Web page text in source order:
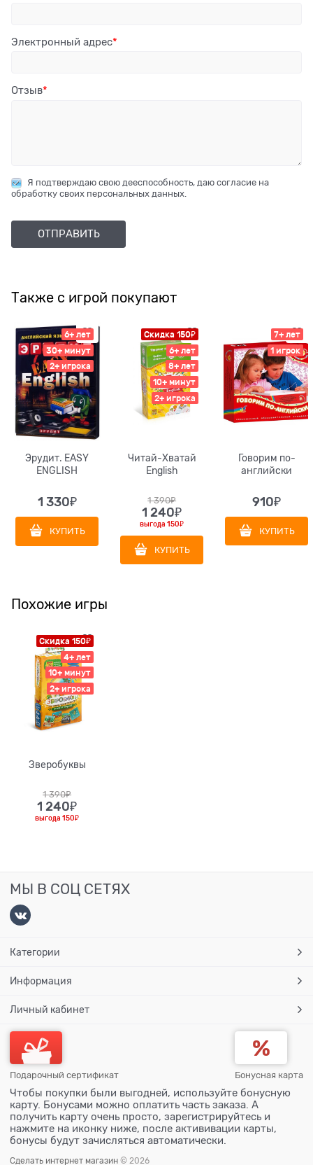
Электронный адрес
Отзыв
Я подтверждаю свою дееспособность, даю согласие на
обработку своих персональных данных.
Также с игрой покупают
6+ лет
30+ минут
2+ игрока
Эрудит. EASY
ENGLISH
1 330₽
КУПИТЬ
Скидка 150₽
6+ лет
8+ лет
10+ минут
2+ игрока
Читай-Хватай
English
1 390₽
1 240₽
выгода150₽
КУПИТЬ
7+ лет
1 игрок
Говорим по-
английски
910₽
КУПИТЬ
Похожие игры
Скидка 150₽
4+ лет
10+ минут
2+ игрока
Зверобуквы
1 390₽
1 240₽
выгода150₽
МЫ В СОЦ СЕТЯХ
Категории
Информация
Личный кабинет
Подарочный сертификат Бонусная карта
Чтобы покупки были выгодней, используйте бонусную
карту. Бонусами можно оплатить часть заказа. А
получить карту очень просто, зарегистрируйтесь и
нажмите на иконку ниже, после актививации карты,
бонусы будут зачисляться автоматически.
Сделать интернет магазин © 2026